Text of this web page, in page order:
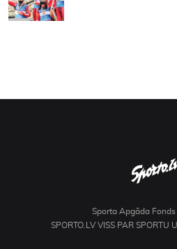
Sporta Apgāda
SPORTO.LV VISS PAR SPORTU